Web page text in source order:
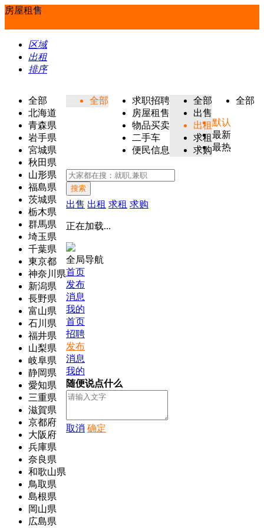
房屋租售
区域
出租
排序
全部
北海道
青森県
岩手県
宮城県
秋田県
山形県
福島県
茨城県
栃木県
群馬県
埼玉県
千葉県
東京都
神奈川県
新潟県
長野県
富山県
石川県
福井県
山梨県
岐阜県
静岡県
愛知県
三重県
滋賀県
京都府
大阪府
兵庫県
奈良県
和歌山県
鳥取県
島根県
岡山県
広島県
全部
求职招聘
房屋租售
物品买卖
二手车
便民信息
全部
出售
出租
求租
求购
全部
默认
最新
最热
搜索
出售 出租 求租 求购
正在加载...
全局导航
首页
发布
消息
我的
首页
招聘
发布
消息
我的
随便说点什么
取消 确定